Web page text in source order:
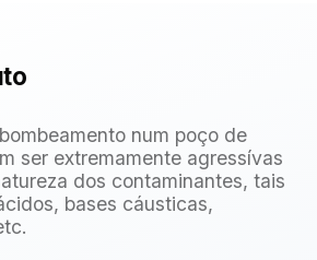
num poço de
ser extremamente agressívas
dos contaminantes, tais
bases cáusticas,